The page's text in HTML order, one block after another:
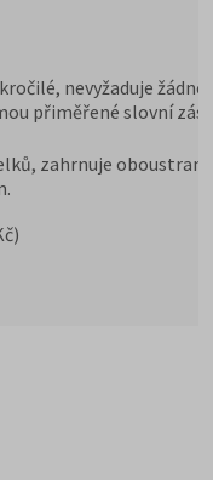
nevyžaduje žádné
přiměřené slovní
zahrnuje